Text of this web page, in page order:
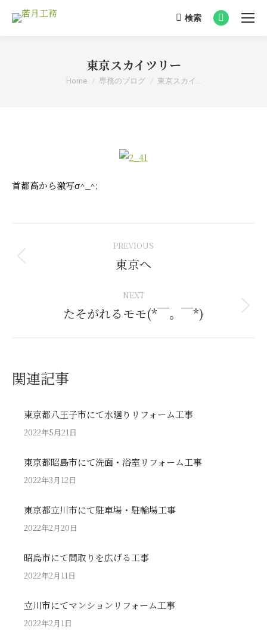
Search:
検索
Facebook
東京スカイツリー
You are here:
Home 専務のブログ 東京スカイ…
首都高から激写σ^_^;
navigation
PREVIOUS
Previous
東京へ
NEXT
Next
たそがれるモモ(*￣。￣*)
関連記事
東京都八王子市にて水廻りリフォーム工事
2022年5月21日
東京都昭島市にて洗面・浴室リフォーム工事
2022年3月12日
東京都立川市にて駐車場・駐輪場工事
2022年2月20日
昭島市にて間取りを広げる工事
2022年2月11日
立川市にてマンションリフォーム工事
2022年2月1日